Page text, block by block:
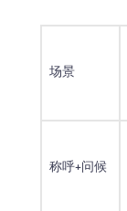
场景
称呼+问候